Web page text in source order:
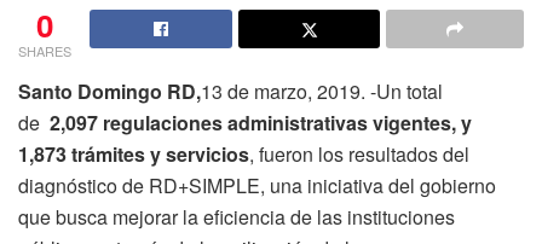
0
SHARES
Santo Domingo RD,13 de marzo, 2019. -Un total
de 2,097 regulaciones administrativas vigentes, y
1,873 trámites y servicios, fueron los resultados del
diagnóstico de RD+SIMPLE, una iniciativa del gobierno
que busca mejorar la eficiencia de las instituciones